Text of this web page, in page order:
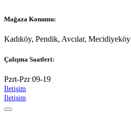
Mağaza Konumu:
Kadıköy, Pendik, Avcılar, Mecidiyeköy
Çalışma Saatleri:
Pzrt-Pzr 09-19
İletişim
İletişim